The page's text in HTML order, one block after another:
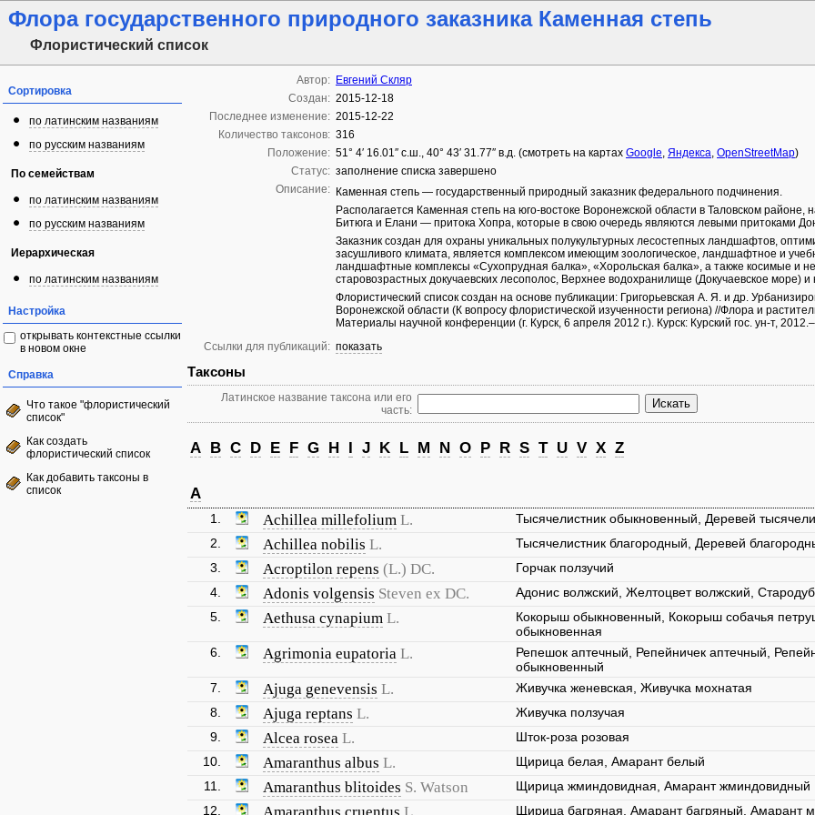
Флора государственного природного заказника Каменная степь
Флористический список
Сортировка
по латинским названиям
по русским названиям
По семействам
по латинским названиям
по русским названиям
Иерархическая
по латинским названиям
Настройка
открывать контекстные ссылки
в новом окне
Справка
Что такое "флористический
список"
Как создать
флористический список
Как добавить таксоны в
список
Автор: Евгений Скляр
Создан: 2015-12-18
Последнее изменение: 2015-12-22
Количество таксонов: 316
Положение: 51° 4′ 16.01″ с.ш., 40° 43′ 31.77″ в.д. (смотреть на картах Google, Яндекса, OpenStreetMap)
Статус: заполнение списка завершено
Описание: Каменная степь — государственный природный заказник федерального подчинения.
Располагается Каменная степь на юго-востоке Воронежской области в Таловском
Битюга и Елани — притока Хопра, которые в свою очередь являются левыми притоками
Заказник создан для охраны уникальных полукультурных лесостепных ландшафтов,
засушливого климата, является комплексом имеющим зоологическое, ландшафтное и
ландшафтные комплексы «Сухопрудная балка», «Хорольская балка», а также косимые и
старовозрастных докучаевских лесополос, Верхнее водохранилище (Докучаевское море) и
Флористический список создан на основе публикации: Григорьевская А. Я. и др.
Воронежской области (К вопросу флористической изученности региона) //Флора и
Материалы научной конференции (г. Курск, 6 апреля 2012 г.). Курск: Курский гос. ун-т,
Ссылки для публикаций: показать
Таксоны
Латинское название таксона или его
часть:
A B C D E F G H I J K L M N O P R S T U V X Z
A
1. Achillea millefolium L.
Тысячелистник обыкновенный, Деревей
2.
Achillea nobilis L.
Тысячелистник благородный, Деревей
3.
Acroptilon repens (L.) DC.
Горчак ползучий
4.
Adonis volgensis Steven ex DC.
Адонис волжский, Желтоцвет волжский,
5.
Aethusa cynapium L.
Кокорыш обыкновенный, Кокорыш собачья
обыкновенная
6.
Agrimonia eupatoria L.
Репешок аптечный, Репейничек аптечный,
обыкновенный
7.
Ajuga genevensis L.
Живучка женевская, Живучка мохнатая
8.
Ajuga reptans L.
Живучка ползучая
9.
Alcea rosea L.
Шток-роза розовая
10.
Amaranthus albus L.
Щирица белая, Амарант белый
11.
Amaranthus blitoides S. Watson
Щирица жминдовидная, Амарант жминдовидный
12.
Щирица багряная, Амарант багряный, Амарант